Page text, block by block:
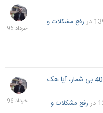
دررفع مشکلات و
14
راهنمایی در مورد رخداد خطای 404 بی شمار، آیا هک
دررفع مشکلات و
6